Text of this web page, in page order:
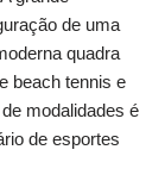
de uma
quadra
beach tennis e
modalidades é
de esportes